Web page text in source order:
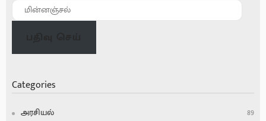
Categories
அரசியல்
89